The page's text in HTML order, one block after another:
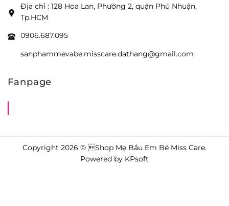
Địa chỉ : 128 Hoa Lan, Phường 2, quận Phú Nhuận,
Tp.HCM
0906.687.095
sanphammevabe.misscare.dathang@gmail.com
Fanpage
Copyright 2026 © Shop Mẹ Bầu Em Bé Miss Care.
Powered by KPsoft